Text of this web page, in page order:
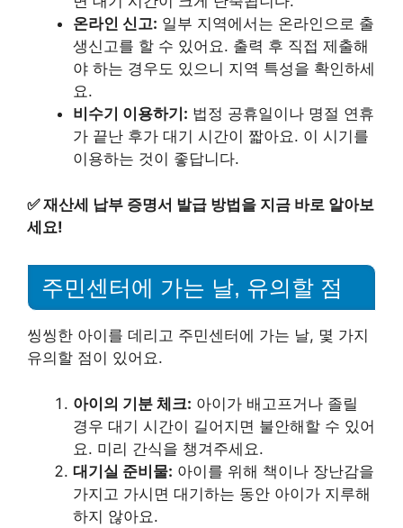
온라인 신고: 일부 지역에서는 온라인으로 출
생신고를 할 수 있어요. 출력 후 직접 제출해
야 하는 경우도 있으니 지역 특성을 확인하세
요.
비수기 이용하기: 법정 공휴일이나 명절 연휴
가 끝난 후가 대기 시간이 짧아요. 이 시기를
이용하는 것이 좋답니다.
✅재산세 납부 증명서 발급 방법을 지금 바로 알아보
세요!
주민센터에 가는 날, 유의할 점
씽씽한 아이를 데리고 주민센터에 가는 날, 몇 가지
유의할 점이 있어요.
아이의 기분 체크: 아이가 배고프거나 졸릴
경우 대기 시간이 길어지면 불안해할 수 있어
요. 미리 간식을 챙겨주세요.
대기실 준비물: 아이를 위해 책이나 장난감을
가지고 가시면 대기하는 동안 아이가 지루해
하지 않아요.